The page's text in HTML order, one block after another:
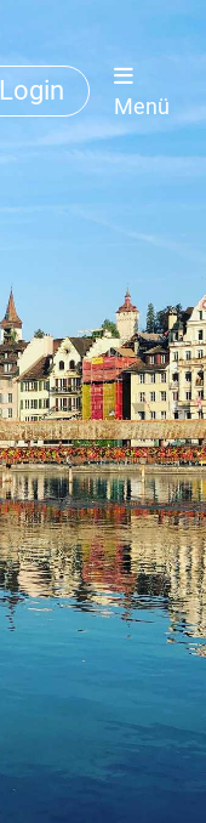
Login
Menü